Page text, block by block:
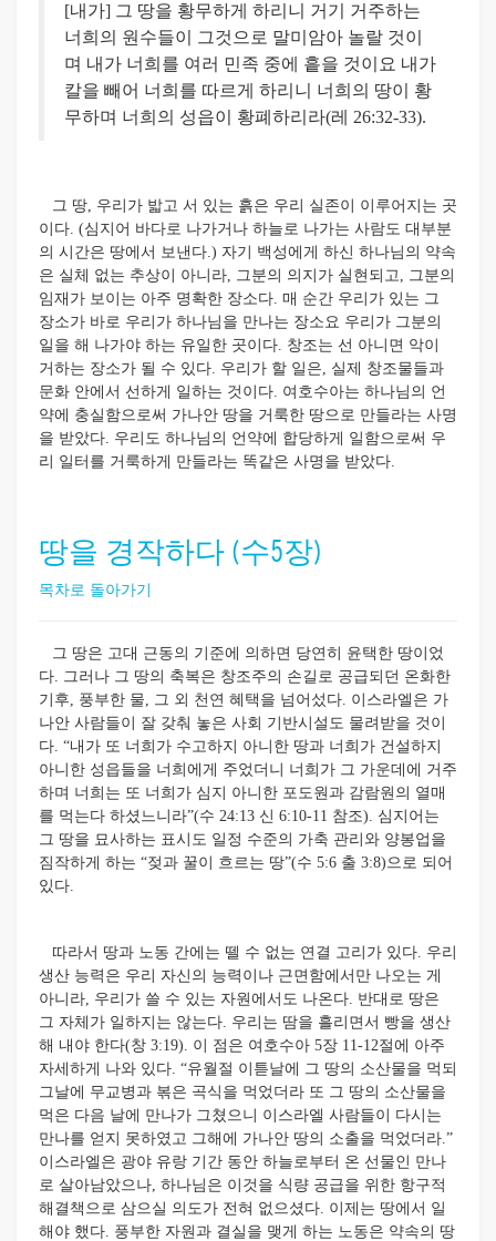
[내가] 그 땅을 황무하게 하리니 거기 거주하는
너희의 원수들이 그것으로 말미암아 놀랄 것이
며 내가 너희를 여러 민족 중에 흩을 것이요 내가
칼을 빼어 너희를 따르게 하리니 너희의 땅이 황
무하며 너희의 성읍이 황폐하리라(레 26:32-33).
그 땅, 우리가 밟고 서 있는 흙은 우리 실존이 이루어지는 곳
이다. (심지어 바다로 나가거나 하늘로 나가는 사람도 대부분
의 시간은 땅에서 보낸다.) 자기 백성에게 하신 하나님의 약속
은 실체 없는 추상이 아니라, 그분의 의지가 실현되고, 그분의
임재가 보이는 아주 명확한 장소다. 매 순간 우리가 있는 그
장소가 바로 우리가 하나님을 만나는 장소요 우리가 그분의
일을 해 나가야 하는 유일한 곳이다. 창조는 선 아니면 악이
거하는 장소가 될 수 있다. 우리가 할 일은, 실제 창조물들과
문화 안에서 선하게 일하는 것이다. 여호수아는 하나님의 언
약에 충실함으로써 가나안 땅을 거룩한 땅으로 만들라는 사명
을 받았다. 우리도 하나님의 언약에 합당하게 일함으로써 우
리 일터를 거룩하게 만들라는 똑같은 사명을 받았다.
땅을 경작하다 (수5장)
목차로 돌아가기
그 땅은 고대 근동의 기준에 의하면 당연히 윤택한 땅이었
다. 그러나 그 땅의 축복은 창조주의 손길로 공급되던 온화한
기후, 풍부한 물, 그 외 천연 혜택을 넘어섰다. 이스라엘은 가
나안 사람들이 잘 갖춰 놓은 사회 기반시설도 물려받을 것이
다. “내가 또 너희가 수고하지 아니한 땅과 너희가 건설하지
아니한 성읍들을 너희에게 주었더니 너희가 그 가운데에 거주
하며 너희는 또 너희가 심지 아니한 포도원과 감람원의 열매
를 먹는다 하셨느니라”(수 24:13 신 6:10-11 참조). 심지어는
그 땅을 묘사하는 표시도 일정 수준의 가축 관리와 양봉업을
짐작하게 하는 “젖과 꿀이 흐르는 땅”(수 5:6 출 3:8)으로 되어
있다.
따라서 땅과 노동 간에는 뗄 수 없는 연결 고리가 있다. 우리
생산 능력은 우리 자신의 능력이나 근면함에서만 나오는 게
아니라, 우리가 쓸 수 있는 자원에서도 나온다. 반대로 땅은
그 자체가 일하지는 않는다. 우리는 땀을 흘리면서 빵을 생산
해 내야 한다(창 3:19). 이 점은 여호수아 5장 11-12절에 아주
자세하게 나와 있다. “유월절 이튿날에 그 땅의 소산물을 먹되
그날에 무교병과 볶은 곡식을 먹었더라 또 그 땅의 소산물을
먹은 다음 날에 만나가 그쳤으니 이스라엘 사람들이 다시는
만나를 얻지 못하였고 그해에 가나안 땅의 소출을 먹었더라.”
이스라엘은 광야 유랑 기간 동안 하늘로부터 온 선물인 만나
로 살아남았으나, 하나님은 이것을 식량 공급을 위한 항구적
해결책으로 삼으실 의도가 전혀 없으셨다. 이제는 땅에서 일
해야 했다. 풍부한 자원과 결실을 맺게 하는 노동은 약속의 땅